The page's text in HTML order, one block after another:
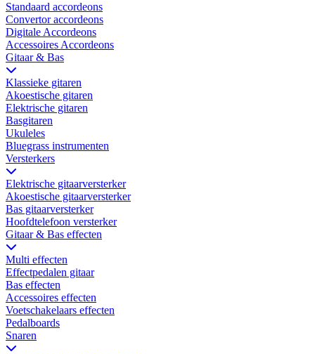
Standaard accordeons
Convertor accordeons
Digitale Accordeons
Accessoires Accordeons
Gitaar & Bas
Klassieke gitaren
Akoestische gitaren
Elektrische gitaren
Basgitaren
Ukuleles
Bluegrass instrumenten
Versterkers
Elektrische gitaarversterker
Akoestische gitaarversterker
Bas gitaarversterker
Hoofdtelefoon versterker
Gitaar & Bas effecten
Multi effecten
Effectpedalen gitaar
Bas effecten
Accessoires effecten
Voetschakelaars effecten
Pedalboards
Snaren